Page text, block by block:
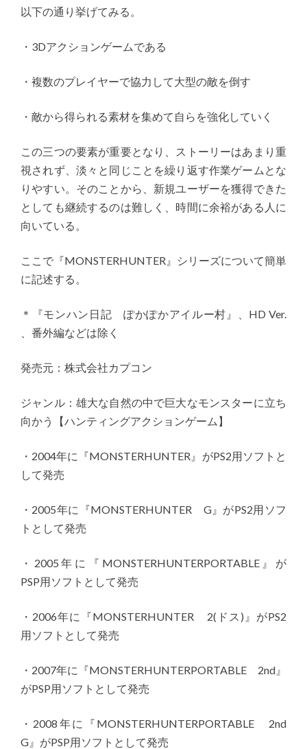
以下の通り挙げてみる。
・3Dアクションゲームである
・複数のプレイヤーで協力して大型の敵を倒す
・敵から得られる素材を集めて自らを強化していく
この三つの要素が重要となり、ストーリーはあまり重
視されず、淡々と同じことを繰り返す作業ゲームとな
りやすい。そのことから、新規ユーザーを獲得できた
としても継続するのは難しく、時間に余裕がある人に
向いている。
ここで『MONSTERHUNTER』シリーズについて簡単
に記述する。
＊『モンハン日記 ぽかぽかアイルー村』、HD Ver.
、番外編などは除く
発売元：株式会社カプコン
ジャンル：雄大な自然の中で巨大なモンスターに立ち
向かう【ハンティングアクションゲーム】
・2004年に『MONSTERHUNTER』がPS2用ソフトと
して発売
・2005年に『MONSTERHUNTER G』がPS2用ソフ
トとして発売
・2005年に『MONSTERHUNTERPORTABLE』が
PSP用ソフトとして発売
・2006年に『MONSTERHUNTER 2(ドス)』がPS2
用ソフトとして発売
・2007年に『MONSTERHUNTERPORTABLE 2nd』
がPSP用ソフトとして発売
・2008年に『MONSTERHUNTERPORTABLE 2nd
G』がPSP用ソフトとして発売